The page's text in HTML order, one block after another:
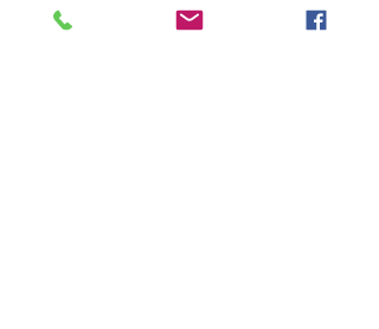
Mentions légales